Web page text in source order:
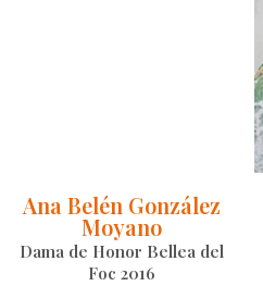
Ana Belén González
Moyano
Dama de Honor Bellea del
Foc 2016